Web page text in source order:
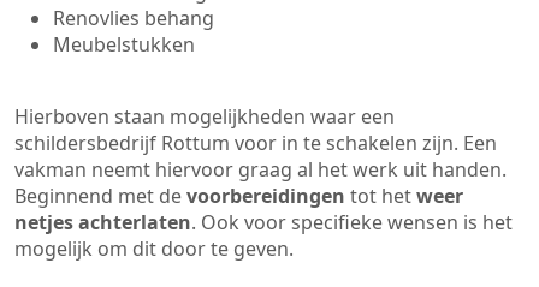
Renovlies behang
Meubelstukken
Hierboven staan mogelijkheden waar een
schildersbedrijf Rottum voor in te schakelen zijn. Een
vakman neemt hiervoor graag al het werk uit handen.
Beginnend met devoorbereidingen tot hetweer
netjes achterlaten. Ook voor specifieke wensen is het
mogelijk om dit door te geven.